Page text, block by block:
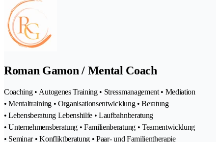
Roman Gamon / Mental Coach
Coaching • Autogenes Training • Stressmanagement • Mediation
• Mentaltraining • Organisationsentwicklung • Beratung
• Lebensberatung Lebenshilfe • Laufbahnberatung
• Unternehmensberatung • Familienberatung • Teamentwicklung
• Seminar • Konfliktberatung • Paar- und Familientherapie